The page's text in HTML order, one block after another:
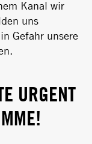
Kanal wir
uns
Gefahr unsere
URGENT